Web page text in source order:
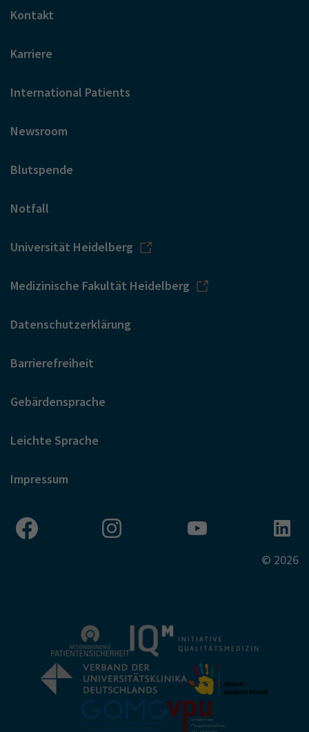
Kontakt
Karriere
International Patients
Newsroom
Blutspende
Notfall
Universität Heidelberg
Medizinische Fakultät Heidelberg
Datenschutzerklärung
Barrierefreiheit
Gebärdensprache
Leichte Sprache
Impressum
© 2026